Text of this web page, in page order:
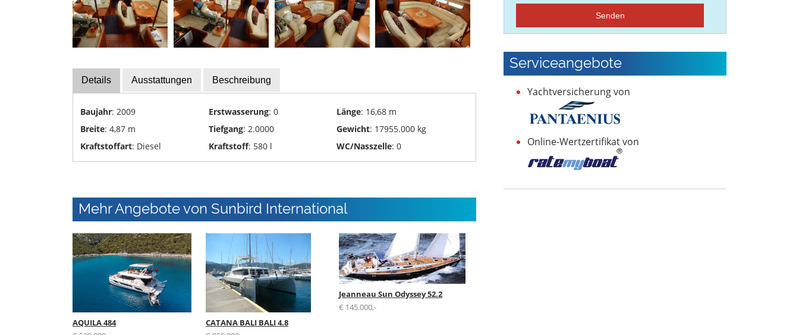
Yacht-
Recycling
Yachttransporte
Details Ausstattungen Beschreibung
Baujahr: 2009 Erstwasserung: 0 Länge: 16,68 m
Breite: 4,87 m Tiefgang: 2.0000 Gewicht: 17955.000 kg
Kraftstoffart: Diesel Kraftstoff: 580 l WC/Nasszelle: 0
Mehr Angebote von Sunbird International
AQUILA 484
CATANA BALI BALI 4.8
Jeanneau Sun Odyssey 52.2
€ 145.000,-
Senden
Serviceangebote
Yachtversicherung von
Online-Wertzertifikat von